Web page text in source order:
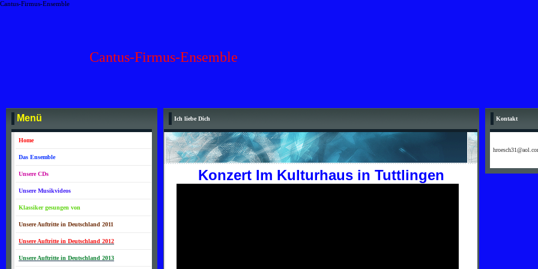
Cantus-Firmus-Ensemble
Cantus-Firmus-Ensemble
Menü
Home
Das Ensemble
Unsere CDs
Unsere Musikvideos
Klassiker gesungen von
Unsere Auftritte in Deutschland 2011
Unsere Auftritte in Deutschland 2012
Unsere Auftritte in Deutschland 2013
Ich liebe Dich
Konzert Im Kulturhaus in Tuttlingen
Kontakt